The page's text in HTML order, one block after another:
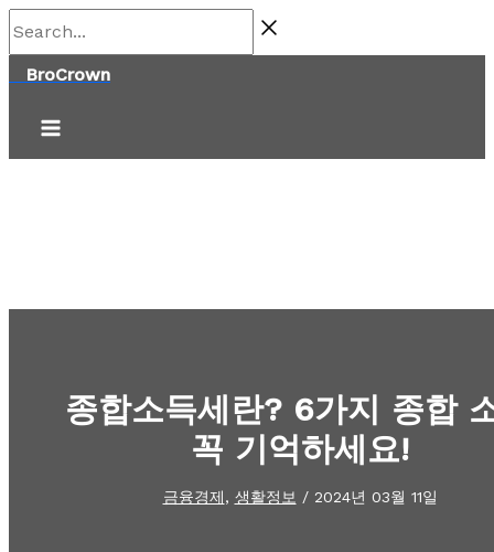
콘
기
Search...
BroCrown
종합소득세란? 6가지 종합
꼭 기억하세요!
금융경제, 생활정보 / 2024년 03월 11일